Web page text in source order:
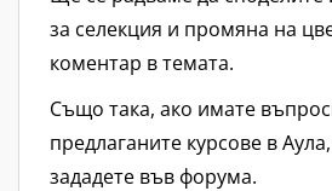
за селекция и промяна на
коментар в темата.
Също така, ако имате
предлаганите курсове в
зададете във форума.